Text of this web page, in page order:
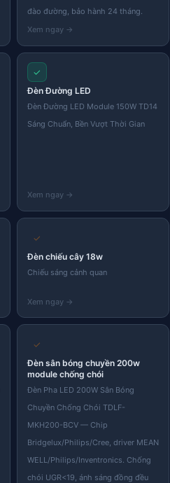
đào đường, bảo hành 24 tháng.
✓
Đèn Đường LED
Đèn Đường LED Module 150W TD14
Sáng Chuẩn, Bền Vượt Thời Gian
✓
Đèn chiếu cây 18w
Chiếu sáng cảnh quan
✓
Đèn sân bóng chuyền 200w
module chống chói
Đèn Pha LED 200W Sân Bóng
Chuyền Chống Chói TDLF-
MKH200-BCV — Chip
Bridgelux/Philips/Cree, driver MEAN
WELL/Philips/Inventronics. Chống
chói UGR<19, ánh sáng đồng đều